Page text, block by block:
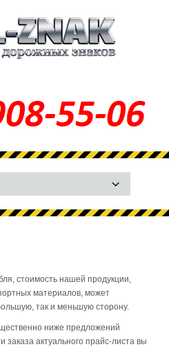
стоимость нашей продукции,
материалов, может
так и меньшую сторону.
ниже предложений
заказа актуального прайс-листа вы